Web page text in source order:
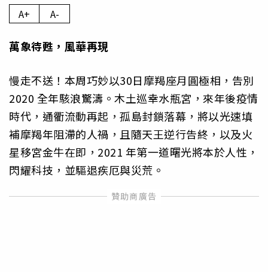
A+ A-
萬象待甦，風華再現
慢走不送！本周巧妙以30日摩羯座月圓極相，告別
2020 全年駭浪驚濤。木土巡幸水瓶宮，來年後疫情
時代，通衢流動再起，孤島封鎖落幕，將以光速填
補摩羯年阻滯的人禍，且隨天王逆行告終，以及火
星移宮金牛在即，2021 年第一道曙光將本於人性，
閃耀科技，並驅退疾厄與災荒。